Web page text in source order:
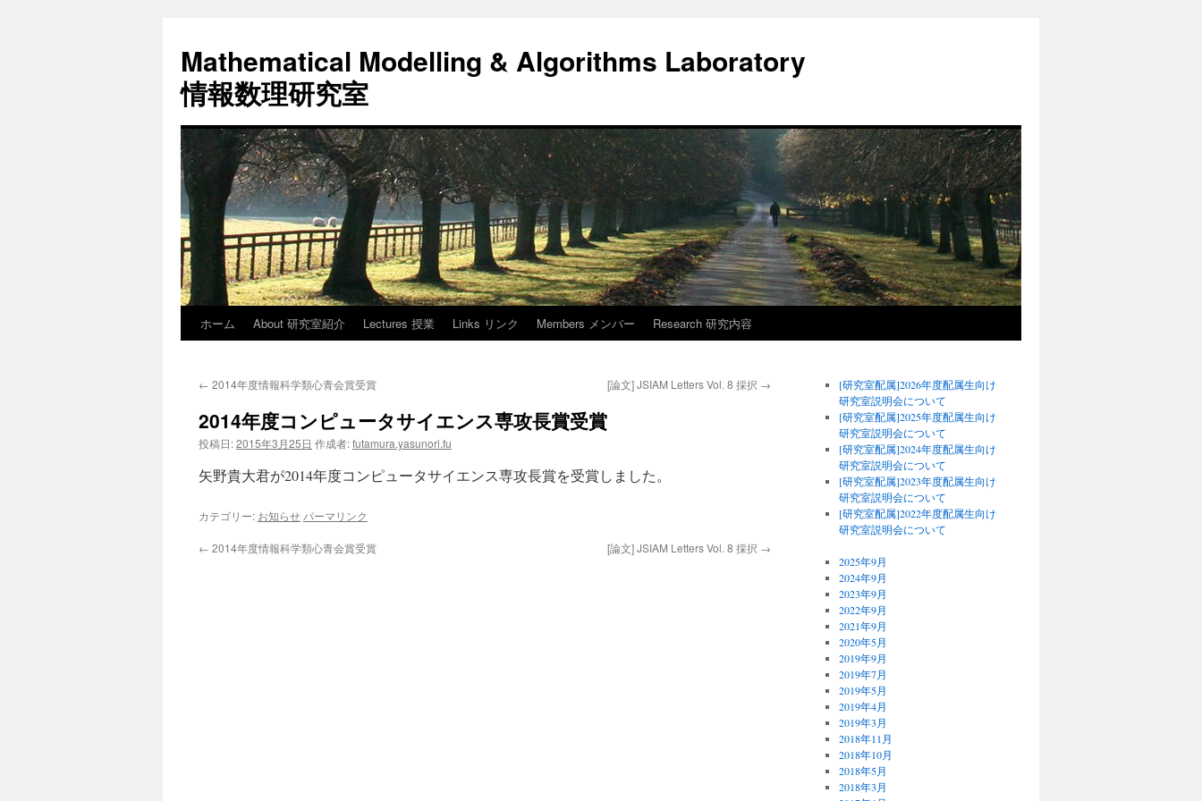
テ
ン
ツ
へ
ッ
プ
Mathematical Modelling & Algorithms Laboratory
情報数理研究室
ホーム About 研究室紹介 Lectures 授業 Links リンク Members メンバー Research 研究内容
← 2014年度情報科学類心青会賞受賞 [論文] JSIAM Letters Vol. 8 採択 →
2014年度コンピュータサイエンス専攻長賞受賞
投稿日:2015年3月25日 作成者:futamura.yasunori.fu
矢野貴大君が2014年度コンピュータサイエンス専攻長賞を受賞しました。
カテゴリー: お知らせ パーマリンク
← 2014年度情報科学類心青会賞受賞 [論文] JSIAM Letters Vol. 8 採択 →
[研究室配属]2026年度配属生向け
研究室説明会について
[研究室配属]2025年度配属生向け
研究室説明会について
[研究室配属]2024年度配属生向け
研究室説明会について
[研究室配属]2023年度配属生向け
研究室説明会について
[研究室配属]2022年度配属生向け
研究室説明会について
2025年9月
2024年9月
2023年9月
2022年9月
2021年9月
2020年5月
2019年9月
2019年7月
2019年5月
2019年4月
2019年3月
2018年11月
2018年10月
2018年5月
2018年3月